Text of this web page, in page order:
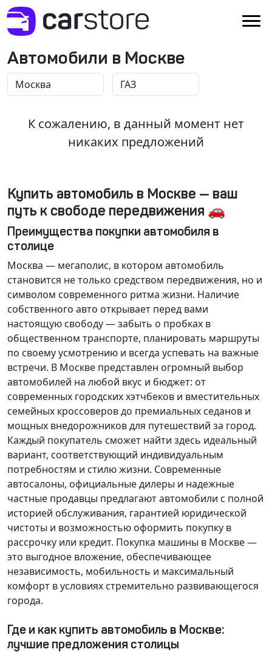
Автомобили в Москве
К сожалению, в данный момент нет
никаких предложений
Купить автомобиль в Москве — ваш
путь к свободе передвижения 🚗
Преимущества покупки автомобиля в
столице
Москва — мегаполис, в котором автомобиль
становится не только средством передвижения, но и
символом современного ритма жизни. Наличие
собственного авто открывает перед вами
настоящую свободу — забыть о пробках в
общественном транспорте, планировать маршруты
по своему усмотрению и всегда успевать на важные
встречи. В Москве представлен огромный выбор
автомобилей на любой вкус и бюджет: от
современных городских хэтчбеков и вместительных
семейных кроссоверов до премиальных седанов и
мощных внедорожников для путешествий за город.
Каждый покупатель сможет найти здесь идеальный
вариант, соответствующий индивидуальным
потребностям и стилю жизни. Современные
автосалоны, официальные дилеры и надежные
частные продавцы предлагают автомобили с полной
историей обслуживания, гарантией юридической
чистоты и возможностью оформить покупку в
рассрочку или кредит. Покупка машины в Москве —
это выгодное вложение, обеспечивающее
независимость, мобильность и максимальный
комфорт в условиях стремительно развивающегося
города.
Где и как купить автомобиль в Москве:
лучшие предложения столицы